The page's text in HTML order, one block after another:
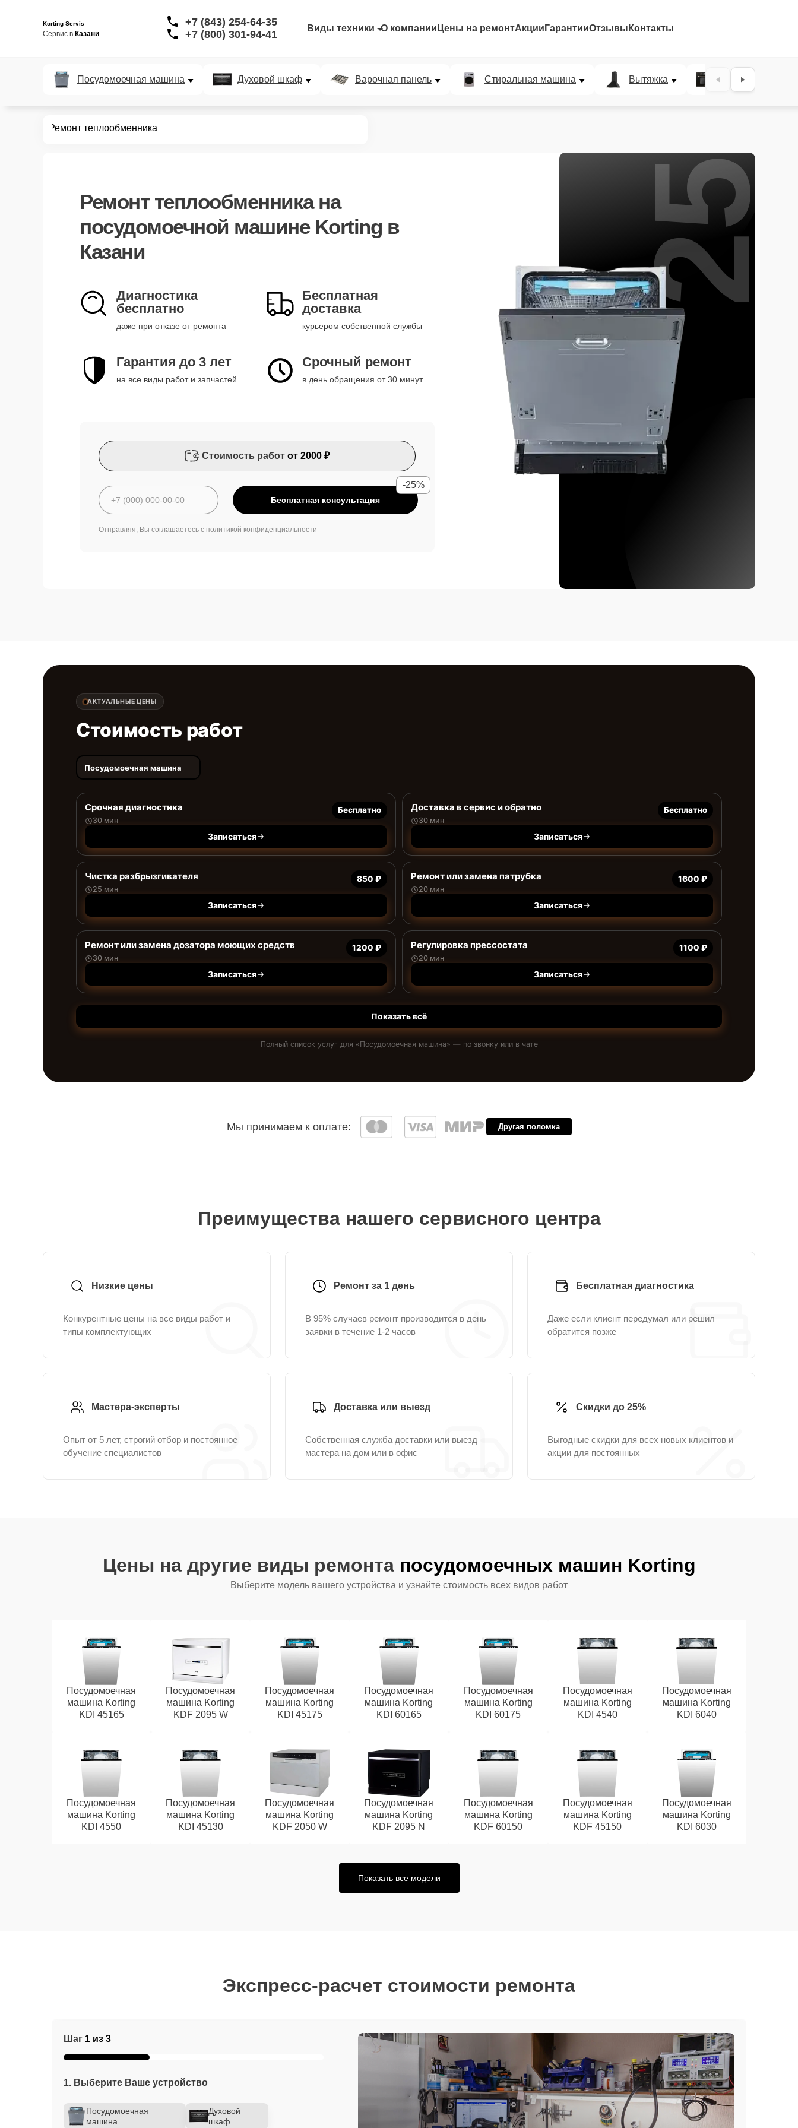
Korting Servis
Сервис в Казани
+7 (843) 254-64-35
+7 (800) 301-94-41
Виды техники О компании Цены на ремонтАкции ГарантииОтзывы Контакты
Посудомоечная машина Духовой шкаф Варочная панель Стиральная машина Вытяжка Микроволновая
Ремонт теплообменника
Ремонт теплообменникана
посудомоечной машине Korting в
Казани
Диагностика
бесплатно
даже при отказе от ремонта
Бесплатная
доставка
курьером собственной службы
Гарантия до 3 лет
на все виды работ и запчастей
Срочный ремонт
в день обращения от 30 минут
Стоимость работ от 2000 ₽
Бесплатная консультация
-25%
Отправляя, Вы соглашаетесь с политикой конфиденциальности
25%
АКТУАЛЬНЫЕ ЦЕНЫ
Стоимость работ
Посудомоечная машина
Срочная диагностика
30 мин
Бесплатно
Записаться
Доставка в сервис и обратно
30 мин
Бесплатно
Записаться
Чистка разбрызгивателя
25 мин
850 ₽
Записаться
Ремонт или замена патрубка
20 мин
1600 ₽
Записаться
Ремонт или замена дозатора моющих средств
30 мин
1200 ₽
Записаться
Регулировка прессостата
20 мин
1100 ₽
Записаться
Показать всё
Полный список услуг для «Посудомоечная машина» — по звонку или в чате
Мы принимаем к оплате: Другая поломка
Преимущества нашего сервисного центра
Низкие цены
Конкурентные цены на все виды работ и
типы комплектующих
Ремонт за 1 день
В 95% случаев ремонт производится в день
заявки в течение 1-2 часов
Бесплатная диагностика
Даже если клиент передумал или решил
обратится позже
Мастера-эксперты
Опыт от 5 лет, строгий отбор и постоянное
обучение специалистов
Доставка или выезд
Собственная служба доставки или выезд
мастера на дом или в офис
Скидки до 25%
Выгодные скидки для всех новых клиентов и
акции для постоянных
Цены на другие виды ремонта посудомоечных машин Korting
Выберите модель вашего устройства и узнайте стоимость всех видов работ
Посудомоечная
машина Korting
KDI 45165
Посудомоечная
машина Korting
KDF 2095 W
Посудомоечная
машина Korting
KDI 45175
Посудомоечная
машина Korting
KDI 60165
Посудомоечная
машина Korting
KDI 60175
Посудомоечная
машина Korting
KDI 4540
Посудомоечная
машина Korting
KDI 6040
Посудомоечная
машина Korting
KDI 4550
Посудомоечная
машина Korting
KDI 45130
Посудомоечная
машина Korting
KDF 2050 W
Посудомоечная
машина Korting
KDF 2095 N
Посудомоечная
машина Korting
KDF 60150
Посудомоечная
машина Korting
KDF 45150
Посудомоечная
машина Korting
KDI 6030
Показать все модели
Экспресс-расчет стоимости ремонта
Шаг 1 из 3
1. Выберите Ваше устройство
Посудомоечная
машина
Духовой
шкаф